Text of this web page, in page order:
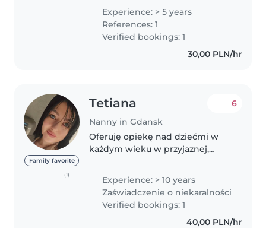
provide a warm, safe, and
stimulating environment for
children to learn and play. I..
Experience: > 5 years
References: 1
Verified bookings: 1
30,00 PLN/hr
Family favorite
(1)
Tetiana
Nanny in Gdansk
6
Oferuję opiekę nad dziećmi w
każdym wieku w przyjaznej,
Mogę przyjmować dzieci u siebie
w komfortowym mieszkaniu lub,
w razie potrzeby, dojechać
samochodem. Jestem..
Experience: > 10 years
Zaświadczenie o niekaralności
Verified bookings: 1
40,00 PLN/hr